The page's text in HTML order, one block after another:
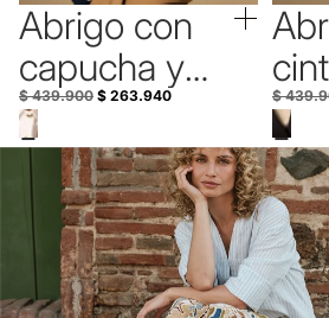
40% Off
Abrigo con
capucha y
cierre
cruzado con
botón - Café
$ 439.900 $ 263.940
40%
$